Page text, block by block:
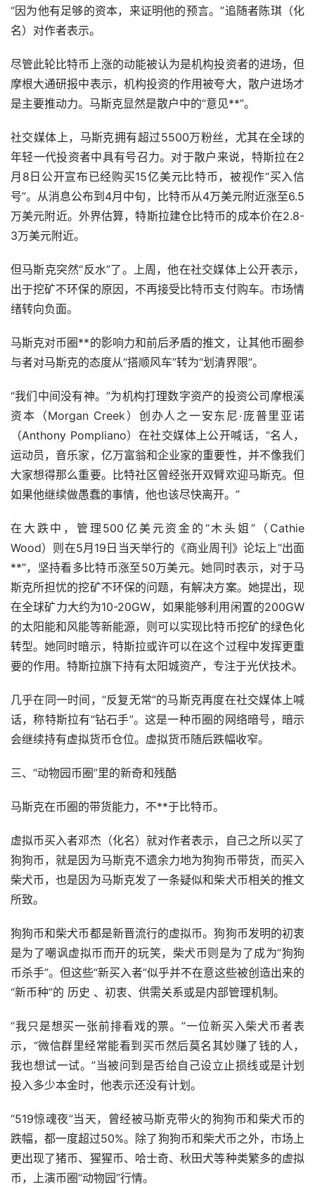
“因为他有足够的资本，来证明他的预言。”追随者陈琪（化
名）对作者表示。
尽管此轮比特币上涨的动能被认为是机构投资者的进场，但
摩根大通研报中表示，机构投资的作用被夸大，散户进场才
是主要推动力。马斯克显然是散户中的“意见**”。
社交媒体上，马斯克拥有超过5500万粉丝，尤其在全球的
年轻一代投资者中具有号召力。对于散户来说，特斯拉在2
月8日公开宣布已经购买15亿美元比特币，被视作“买入信
号”。从消息公布到4月中旬，比特币从4万美元附近涨至6.5
万美元附近。外界估算，特斯拉建仓比特币的成本价在2.8-
3万美元附近。
但马斯克突然“反水”了。上周，他在社交媒体上公开表示，
出于挖矿不环保的原因，不再接受比特币支付购车。市场情
绪转向负面。
马斯克对币圈**的影响力和前后矛盾的推文，让其他币圈参
与者对马斯克的态度从“搭顺风车”转为“划清界限”。
“我们中间没有神。”为机构打理数字资产的投资公司摩根溪
资本（Morgan Creek）创办人之一安东尼·庞普里亚诺
（Anthony Pompliano）在社交媒体上公开喊话，“名人，
运动员，音乐家，亿万富翁和企业家的重要性，并不像我们
大家想得那么重要。比特社区曾经张开双臂欢迎马斯克。但
如果他继续做愚蠢的事情，他也该尽快离开。”
在大跌中，管理500亿美元资金的“木头姐”（Cathie
Wood）则在5月19日当天举行的《商业周刊》论坛上“出面
**”，坚持看多比特币涨至50万美元。她同时表示，对于马
斯克所担忧的挖矿不环保的问题，有解决方案。她提出，现
在全球矿力大约为10-20GW，如果能够利用闲置的200GW
的太阳能和风能等新能源，则可以实现比特币挖矿的绿色化
转型。她同时暗示，特斯拉或许可以在这个过程中发挥更重
要的作用。特斯拉旗下持有太阳城资产，专注于光伏技术。
几乎在同一时间，“反复无常”的马斯克再度在社交媒体上喊
话，称特斯拉有“钻石手”。这是一种币圈的网络暗号，暗示
会继续持有虚拟货币仓位。虚拟货币随后跌幅收窄。
三、“动物园币圈”里的新奇和残酷
马斯克在币圈的带货能力，不**于比特币。
虚拟币买入者邓杰（化名）就对作者表示，自己之所以买了
狗狗币，就是因为马斯克不遗余力地为狗狗币带货，而买入
柴犬币，也是因为马斯克发了一条疑似和柴犬币相关的推文
所致。
狗狗币和柴犬币都是新晋流行的虚拟币。狗狗币发明的初衷
是为了嘲讽虚拟币而开的玩笑，柴犬币则是为了成为“狗狗
币杀手”。但这些“新买入者”似乎并不在意这些被创造出来的
“新币种”的 历史 、初衷、供需关系或是内部管理机制。
“我只是想买一张前排看戏的票。”一位新买入柴犬币者表
示，“微信群里经常能看到买币然后莫名其妙赚了钱的人，
我也想试一试。”当被问到是否给自己设立止损线或是计划
投入多少本金时，他表示还没有计划。
“519惊魂夜”当天，曾经被马斯克带火的狗狗币和柴犬币的
跌幅，都一度超过50%。除了狗狗币和柴犬币之外，市场上
更出现了猪币、猩猩币、哈士奇、秋田犬等种类繁多的虚拟
币，上演币圈“动物园”行情。